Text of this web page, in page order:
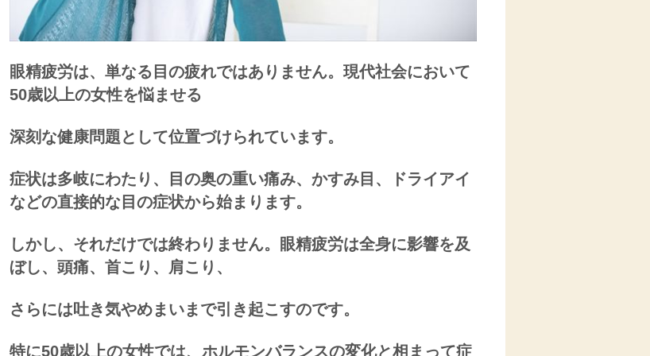
眼精疲労は、単なる目の疲れではありません。現代社会において
50歳以上の女性を悩ませる
深刻な健康問題として位置づけられています。
症状は多岐にわたり、目の奥の重い痛み、かすみ目、ドライアイ
などの直接的な目の症状から始まります。
しかし、それだけでは終わりません。眼精疲労は全身に影響を及
ぼし、頭痛、首こり、肩こり、
さらには吐き気やめまいまで引き起こすのです。
特に50歳以上の女性では、ホルモンバランスの変化と相まって症